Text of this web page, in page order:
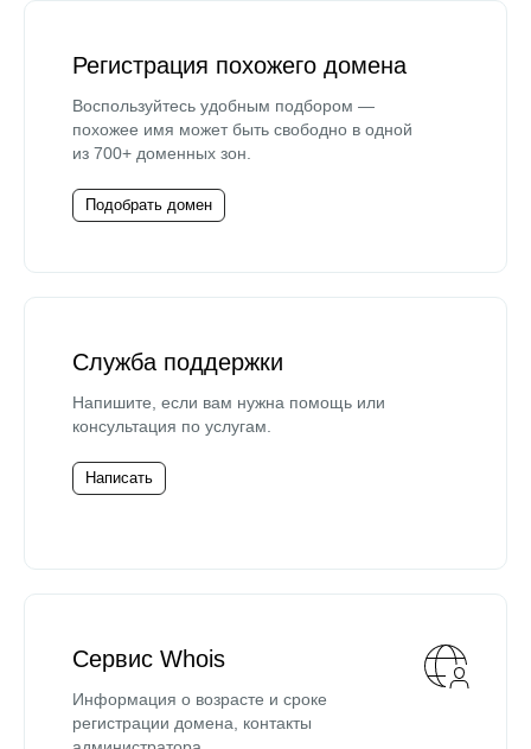
Регистрация похожего домена
Воспользуйтесь удобным подбором —
похожее имя может быть свободно в одной
из 700+ доменных зон.
Подобрать домен
Служба поддержки
Напишите, если вам нужна помощь или
консультация по услугам.
Написать
Сервис Whois
Информация о возрасте и сроке
регистрации домена, контакты